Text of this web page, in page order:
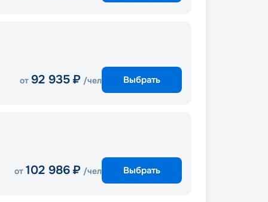
от 92 935 ₽ /чел Выбрать
от 102 986 ₽ /чел Выбрать